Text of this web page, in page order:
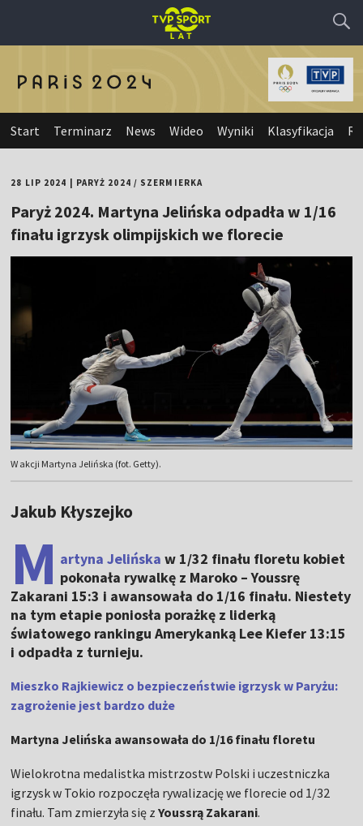
Start Terminarz News Wideo Wyniki Klasyfikacja
28 LIP 2024 PARYŻ 2024 / SZERMIERKA
Paryż 2024. Martyna Jelińska odpadła w 1/16
finału igrzysk olimpijskich we florecie
W akcji Martyna Jelińska (fot. Getty).
Jakub Kłyszejko
M artyna Jelińska w 1/32 finału floretu kobiet
pokonała rywalkę z Maroko – Youssrę
Zakarani 15:3 i awansowała do 1/16 finału. Niestety
na tym etapie poniosła porażkę z liderką
światowego rankingu Amerykanką Lee Kiefer 13:15
i odpadła z turnieju.
Mieszko Rajkiewicz o bezpieczeństwie igrzysk w Paryżu:
zagrożenie jest bardzo duże
Martyna Jelińska awansowała do 1/16 finału floretu
Wielokrotna medalistka mistrzostw Polski i uczestniczka
igrzysk w Tokio rozpoczęła rywalizację we florecie od 1/32
finału. Tam zmierzyła się zYoussrą Zakarani.